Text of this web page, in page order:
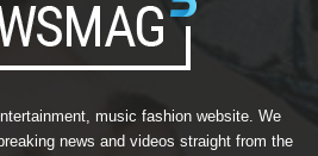
music fashion website. We
news and videos straight from the